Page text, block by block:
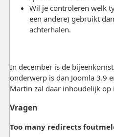
Wil je controleren welk
een andere) gebruikt
achterhalen.
In december is de
onderwerp is dan Joomla 3.9
Martin zal daar inhoudelijk op
Vragen
Too many redirects